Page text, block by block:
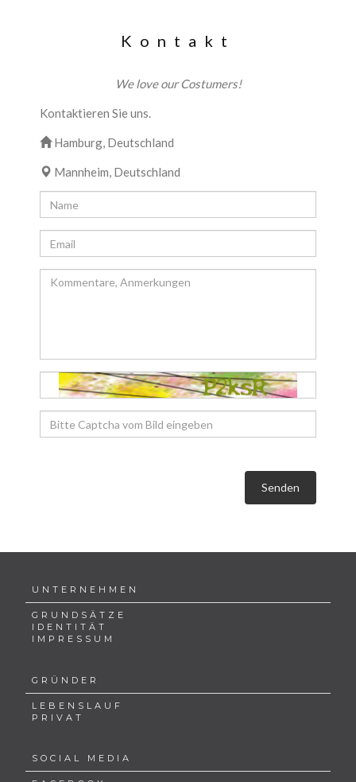
Kontakt
We love our Costumers!
Kontaktieren Sie uns.
Hamburg, Deutschland
Mannheim, Deutschland
Senden
UNTERNEHMEN
GRUNDSÄTZE
IDENTITÄT
IMPRESSUM
GRÜNDER
LEBENSLAUF
PRIVAT
SOCIAL MEDIA